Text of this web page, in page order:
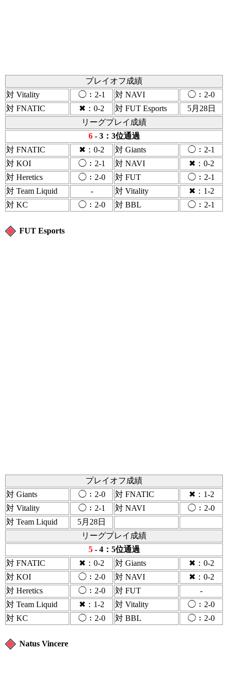
プレイオフ成績
対 Vitality
◯：2-1 対 NAVI
◯：2-0
対 FNATIC
✖：0-2 対 FUT Esports
5月28日
リーグプレイ成績
6- 3：3位通過
対 FNATIC
✖：0-2 対 Giants
◯：2-1
対 KOI
◯：2-1 対 NAVI
✖：0-2
対 Heretics
◯：2-0 対 FUT
◯：2-1
対 Team Liquid
- 対 Vitality
✖：1-2
対 KC
◯：2-0 対 BBL ◯：2-1
FUT Esports
プレイオフ成績
対 Giants
◯：2-0 対 FNATIC
✖：1-2
対 Vitality
◯：2-1 対 NAVI
◯：2-0
対 Team Liquid
5月28日
リーグプレイ成績
5- 4：5位通過
対 FNATIC
✖：0-2 対 Giants
✖：0-2
対 KOI
◯：2-0 対 NAVI
✖：0-2
対 Heretics
◯：2-0 対 FUT
-
対 Team Liquid
✖：1-2 対 Vitality
◯：2-0
対 KC
◯：2-0 対 BBL ◯：2-0
Natus Vincere